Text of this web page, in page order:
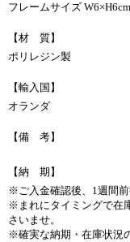
フレームサイズ W6×H6cm
【材 質】
ポリレジン製
【輸入国】
オランダ
【備 考】
【納 期】
※ご入金確認後、1週間前
※まれにタイミングで在
さいませ。
※確実な納期・在庫状況